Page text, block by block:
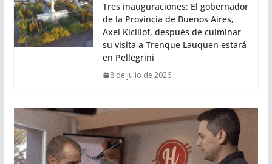
Tres inauguraciones: El gobernador
de la Provincia de Buenos Aires,
Axel Kicillof, después de culminar
su visita a Trenque Lauquen estará
en Pellegrini
8 de julio de 2026